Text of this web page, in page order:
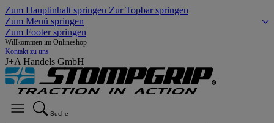
Zum Hauptinhalt springen Zur Topbar springen
Zum Menü springen
Zum Footer springen
Willkommen im Onlineshop
Kontakt zu uns
J+A Handels GmbH
Suche